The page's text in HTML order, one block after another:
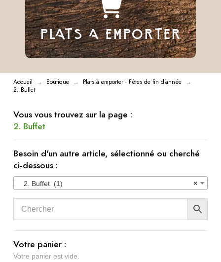
PLATS A EMPORTER
Accueil → Boutique → Plats à emporter - Fêtes de fin d'année →
2. Buffet
Vous vous trouvez sur la page :
2. Buffet
Besoin d'un autre article, sélectionné ou cherché
ci-dessous :
×
2. Buffet (1)
Votre panier :
Votre panier est vide.